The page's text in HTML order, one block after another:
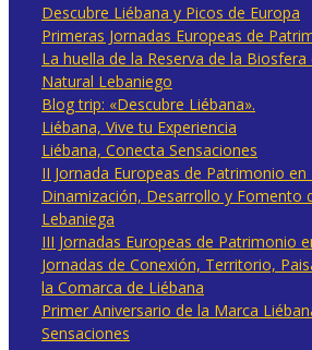
Descubre Liébana y Picos de Europa
Primeras Jornadas Europeas de
La huella de la Reserva de la
Natural Lebaniego
Blog trip: «Descubre Liébana».
Liébana, Vive tu Experiencia
Liébana, Conecta Sensaciones
II Jornada Europeas de Patrimonio en
Dinamización, Desarrollo y Fomento
Lebaniega
III Jornadas Europeas de Patrimonio
Jornadas de Conexión, Territorio,
la Comarca de Liébana
Primer Aniversario de la Marca
Sensaciones